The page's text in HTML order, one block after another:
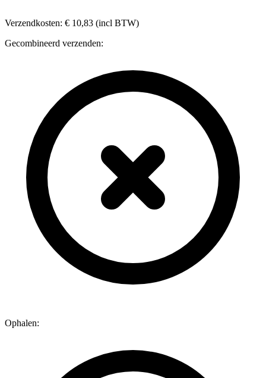
Verzendkosten: € 10,83 (incl BTW)
Gecombineerd verzenden:
Ophalen: